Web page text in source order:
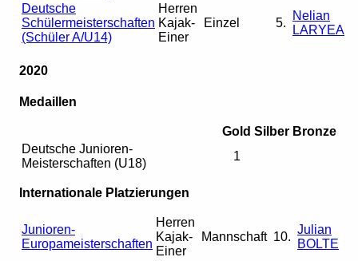
Deutsche
Schülermeisterschaften
(Schüler A/U14)
Herren
Kajak-
Einer
Einzel 5.
Nelian
LARYEA
2020
Medaillen
Gold Silber Bronze
Deutsche Junioren-
Meisterschaften (U18)
1
Internationale Platzierungen
Junioren-
Europameisterschaften
Herren
Kajak-
Einer
Mannschaft 10.
Julian
BOLTE